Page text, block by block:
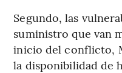
Segundo, las
suministro que van
inicio del conflicto,
la disponibilidad de